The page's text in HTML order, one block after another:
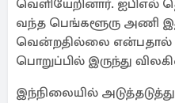
வெளியேறினார். ஐபிஎல்
வந்த பெங்களூரு அணி
வென்றதில்லை என்பதால்
பொறுப்பில் இருந்து
இந்நிலையில்